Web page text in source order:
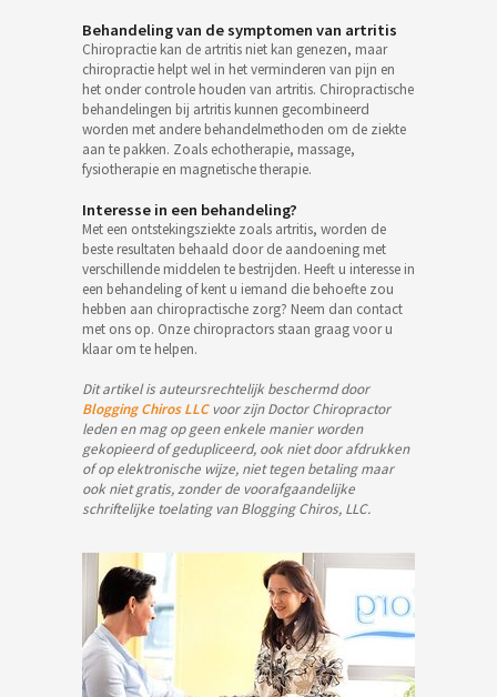
Behandeling van de symptomen van artritis
Chiropractie kan de artritis niet kan genezen, maar
chiropractie helpt wel in het verminderen van pijn en
het onder controle houden van artritis. Chiropractische
behandelingen bij artritis kunnen gecombineerd
worden met andere behandelmethoden om de ziekte
aan te pakken. Zoals echotherapie, massage,
fysiotherapie en magnetische therapie.
Interesse in een behandeling?
Met een ontstekingsziekte zoals artritis, worden de
beste resultaten behaald door de aandoening met
verschillende middelen te bestrijden. Heeft u interesse in
een behandeling of kent u iemand die behoefte zou
hebben aan chiropractische zorg? Neem dan contact
met ons op. Onze chiropractors staan graag voor u
klaar om te helpen.
Dit artikel is auteursrechtelijk beschermd door
Blogging Chiros LLCvoor zijn Doctor Chiropractor
leden en mag op geen enkele manier worden
gekopieerd of gedupliceerd, ook niet door afdrukken
of op elektronische wijze, niet tegen betaling maar
ook niet gratis, zonder de voorafgaandelijke
schriftelijke toelating van Blogging Chiros, LLC.